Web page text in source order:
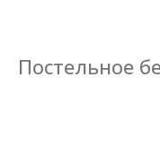
Постельное